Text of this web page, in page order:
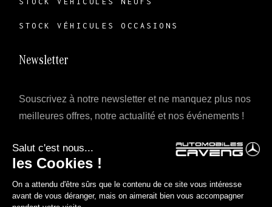
STOCK VÉHICULES OCCASIONS
Newsletter
Souscrivez à notre newsletter et ne manquez plus nos
meilleures offres, notre actualité et nos événements !
INSCRIPTION
facebookinstagramlinkedin